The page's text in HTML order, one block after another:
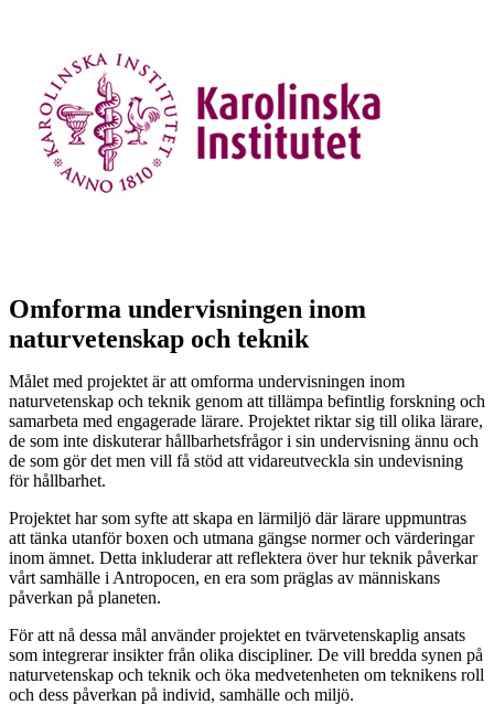
Omforma undervisningen inom
naturvetenskap och teknik
Målet med projektet är att omforma undervisningen inom
naturvetenskap och teknik genom att tillämpa befintlig forskning och
samarbeta med engagerade lärare. Projektet riktar sig till olika lärare,
de som inte diskuterar hållbarhetsfrågor i sin undervisning ännu och
de som gör det men vill få stöd att vidareutveckla sin undevisning
för hållbarhet.
Projektet har som syfte att skapa en lärmiljö där lärare uppmuntras
att tänka utanför boxen och utmana gängse normer och värderingar
inom ämnet. Detta inkluderar att reflektera över hur teknik påverkar
vårt samhälle i Antropocen, en era som präglas av människans
påverkan på planeten.
För att nå dessa mål använder projektet en tvärvetenskaplig ansats
som integrerar insikter från olika discipliner. De vill bredda synen på
naturvetenskap och teknik och öka medvetenheten om teknikens roll
och dess påverkan på individ, samhälle och miljö.